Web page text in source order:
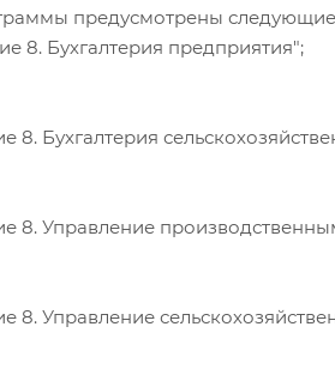
предусмотрены
8. Бухгалтерия предприятия";
8. Бухгалтерия
8. Управление
8. Управление